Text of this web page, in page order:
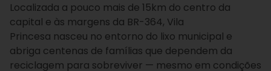
Localizada a pouco mais de 15km do centro da
capital e às margens da BR-364, Vila
Princesa nasceu no entorno do lixo municipal e
abriga centenas de famílias que dependem da
reciclagem para sobreviver — mesmo em condições